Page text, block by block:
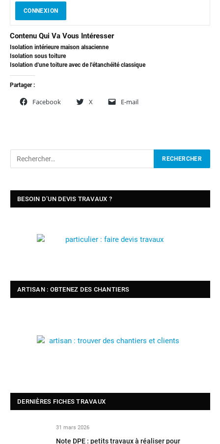
CONNEXION
Contenu Qui Va Vous Intéresser
Isolation intérieure maison alsacienne
Isolation sous toiture
Isolation d'une toiture avec de l'étanchéité classique
Partager :
Facebook X E-mail
BESOIN D’UN DEVIS TRAVAUX ?
ARTISAN : OBTENEZ DES CHANTIERS
DERNIÈRES FICHES TRAVAUX
31 mars 2026
Note DPE : petits travaux à réaliser pour